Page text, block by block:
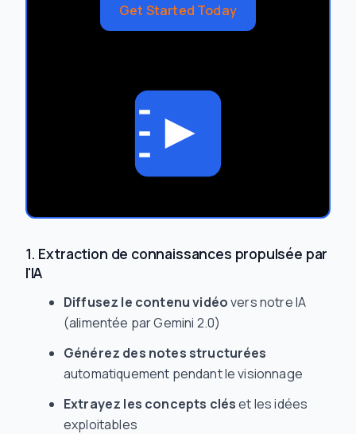
Get Started Today
1. Extraction de connaissances propulsée par
l'IA
Diffusez le contenu vidéovers notre IA
(alimentée par Gemini 2.0)
Générez des notes structurées
automatiquement pendant le visionnage
Extrayez les concepts cléset les idées
exploitables